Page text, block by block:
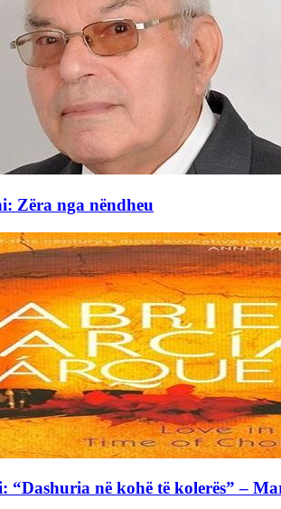
Zëra nga nëndheu
“Dashuria në kohë të kolerës” –